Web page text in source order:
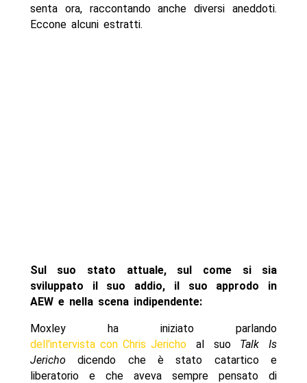
senta ora, raccontando anche diversi aneddoti.
Eccone alcuni estratti.
Sul suo stato attuale, sul come si sia
sviluppato il suo addio, il suo approdo in
AEW e nella scena indipendente:
Moxley ha iniziato parlando
dell'intervista con Chris Jerichoal suo Talk Is
Jerichodicendo che è stato catartico e
liberatorio e che aveva sempre pensato di